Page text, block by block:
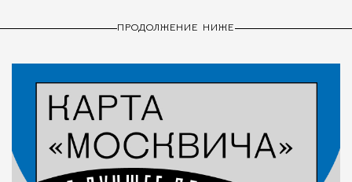
ПРОДОЛЖЕНИЕ НИЖЕ